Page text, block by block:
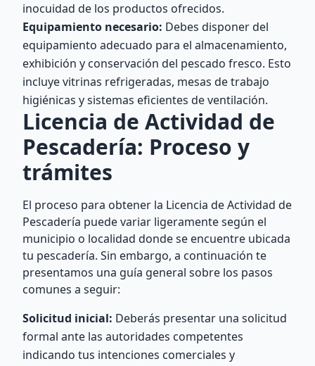
inocuidad de los productos ofrecidos.
Equipamiento necesario: Debes disponer del
equipamiento adecuado para el almacenamiento,
exhibición y conservación del pescado fresco. Esto
incluye vitrinas refrigeradas, mesas de trabajo
higiénicas y sistemas eficientes de ventilación.
Licencia de Actividad de
Pescadería: Proceso y
trámites
El proceso para obtener la Licencia de Actividad de
Pescadería puede variar ligeramente según el
municipio o localidad donde se encuentre ubicada
tu pescadería. Sin embargo, a continuación te
presentamos una guía general sobre los pasos
comunes a seguir:
Solicitud inicial: Deberás presentar una solicitud
formal ante las autoridades competentes
indicando tus intenciones comerciales y